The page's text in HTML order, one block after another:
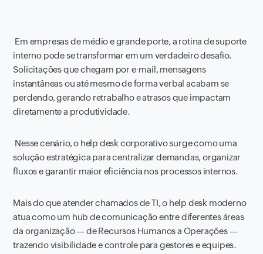
Em empresas de médio e grande porte, a rotina de suporte
interno pode se transformar em um verdadeiro desafio.
Solicitações que chegam por e-mail, mensagens
instantâneas ou até mesmo de forma verbal acabam se
perdendo, gerando retrabalho e atrasos que impactam
diretamente a produtividade.
Nesse cenário, o help desk corporativo surge como uma
solução estratégica para centralizar demandas, organizar
fluxos e garantir maior eficiência nos processos internos.
Mais do que atender chamados de TI, o help desk moderno
atua como um hub de comunicação entre diferentes áreas
da organização — de Recursos Humanos a Operações —
trazendo visibilidade e controle para gestores e equipes.